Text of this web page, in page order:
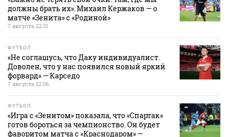
должны брать их». Михаил Кержаков — о
матче «Зенита» с «Родиной»
7 августа 22:31
ФУТБОЛ
«Не соглашусь, что Даку индивидуалист.
Доволен, что у нас появился новый яркий
форвард» — Карседо
7 августа 22:06
ФУТБОЛ
«Игра с «Зенитом» показала, что «Спартак»
готов бороться за чемпионство. Он будет
фаворитом матча с «Краснодаром» —